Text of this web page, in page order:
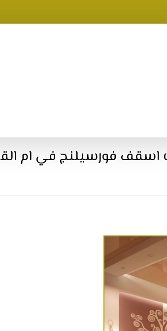
اسقف فورسيلنج في ام الق